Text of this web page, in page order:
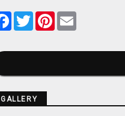
Facebook
TwitterPinterest
GALLERY